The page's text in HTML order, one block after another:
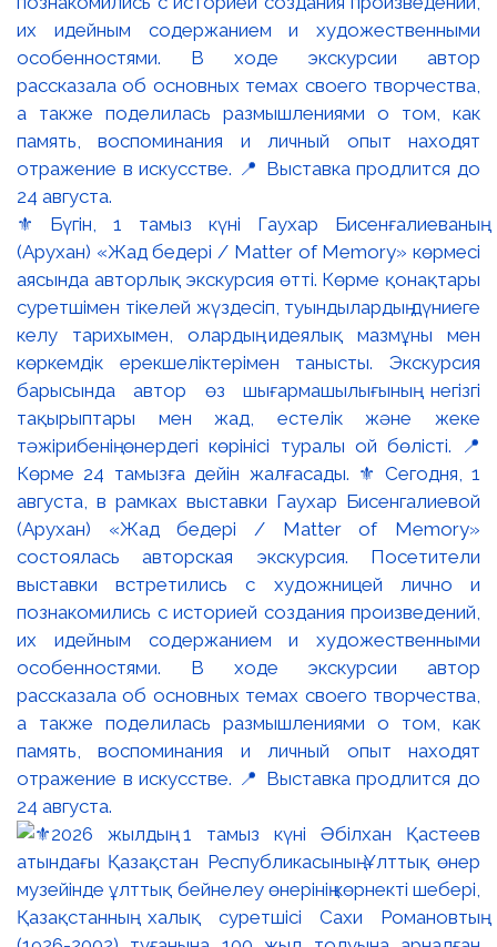
⚜️ Бүгін, 1 тамыз күні Гаухар Бисенғалиеваның
(Арухан) «Жад бедері / Matter of Memory» көрмесі
аясында авторлық экскурсия өтті. Көрме қонақтары
суретшімен тікелей жүздесіп, туындылардың дүниеге
келу тарихымен, олардың идеялық мазмұны мен
көркемдік ерекшеліктерімен танысты. Экскурсия
барысында автор өз шығармашылығының негізгі
тақырыптары мен жад, естелік және жеке
тәжірибенің өнердегі көрінісі туралы ой бөлісті. 📍
Көрме 24 тамызға дейін жалғасады. ⚜️ Сегодня, 1
августа, в рамках выставки Гаухар Бисенгалиевой
(Арухан) «Жад бедері / Matter of Memory»
состоялась авторская экскурсия. Посетители
выставки встретились с художницей лично и
познакомились с историей создания произведений,
их идейным содержанием и художественными
особенностями. В ходе экскурсии автор
рассказала об основных темах своего творчества,
а также поделилась размышлениями о том, как
память, воспоминания и личный опыт находят
отражение в искусстве. 📍 Выставка продлится до
24 августа.